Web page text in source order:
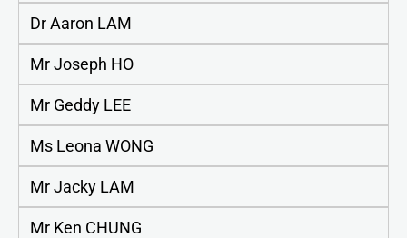
Dr Aaron LAM
Mr Joseph HO
Mr Geddy LEE
Ms Leona WONG
Mr Jacky LAM
Mr Ken CHUNG